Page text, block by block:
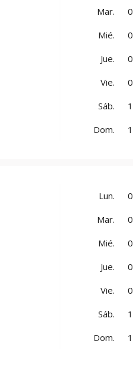
Mar.
Mié.
Jue.
Vie.
Sáb.
Dom.
Lun.
Mar.
Mié.
Jue.
Vie.
Sáb.
Dom.